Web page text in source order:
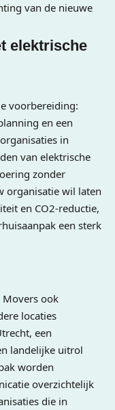
van de nieuwe
elektrische
voorbereiding:
en een
in
van elektrische
zonder
organisatie wil laten
en CO2-reductie,
een sterk
Movers ook
locaties
een
landelijke uitrol
worden
overzichtelijk
die in